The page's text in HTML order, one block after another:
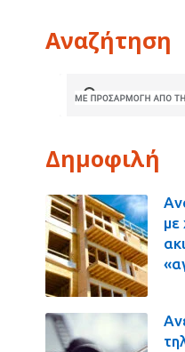
Αναζήτηση
Δημοφιλή
με